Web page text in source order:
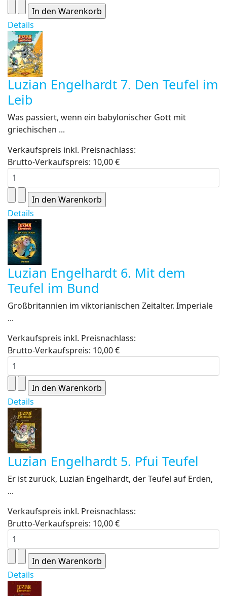
Details
Luzian Engelhardt 7. Den Teufel im
Leib
Was passiert, wenn ein babylonischer Gott mit
griechischen ...
Verkaufspreis inkl. Preisnachlass:
Brutto-Verkaufspreis: 10,00 €
Details
Luzian Engelhardt 6. Mit dem
Teufel im Bund
Großbritannien im viktorianischen Zeitalter. Imperiale
...
Verkaufspreis inkl. Preisnachlass:
Brutto-Verkaufspreis: 10,00 €
Details
Luzian Engelhardt 5. Pfui Teufel
Er ist zurück, Luzian Engelhardt, der Teufel auf Erden,
...
Verkaufspreis inkl. Preisnachlass:
Brutto-Verkaufspreis: 10,00 €
Details